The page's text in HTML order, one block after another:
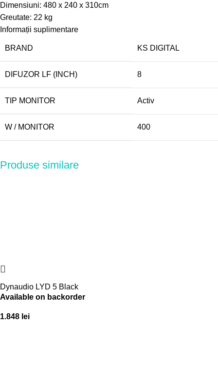
Dimensiuni: 480 x 240 x 310cm
Greutate: 22 kg
Informații suplimentare
BRAND KS DIGITAL
DIFUZOR LF (INCH) 8
TIP MONITOR Activ
W / MONITOR 400
Produse similare
Dynaudio LYD 5 Black
Available on backorder
1.848 lei